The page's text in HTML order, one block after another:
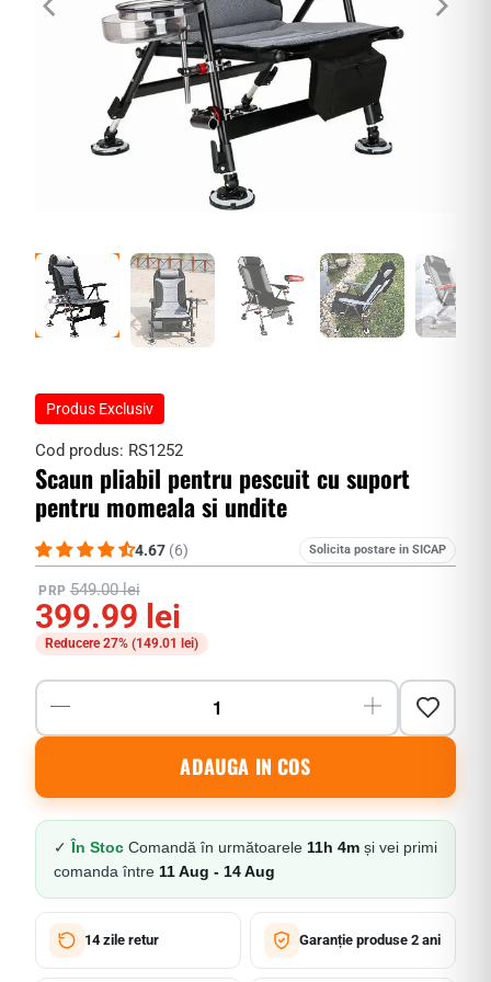
Produs Exclusiv
Cod produs: RS1252
Scaun pliabil pentru pescuit cu suport
pentru momeala si undite
4.67 (6) Solicita postare in SICAP
399.99 lei
PRP549.00 lei
Reducere 27% (149.01 lei)
ADAUGA IN COS
✓ În StocComandă în următoarele 11h 4mși vei primi
comanda între 11 Aug - 14 Aug
14 zile retur Garanție produse 2 ani